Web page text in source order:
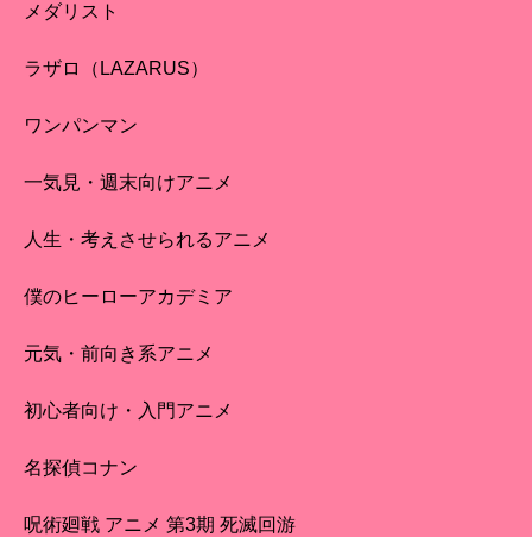
メダリスト
ラザロ（LAZARUS）
ワンパンマン
一気見・週末向けアニメ
人生・考えさせられるアニメ
僕のヒーローアカデミア
元気・前向き系アニメ
初心者向け・入門アニメ
名探偵コナン
呪術廻戦 アニメ 第3期 死滅回游